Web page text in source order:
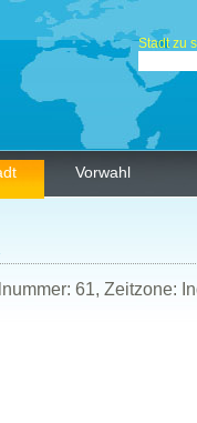
Stadt zu
Vorwahl
61, Zeitzone: